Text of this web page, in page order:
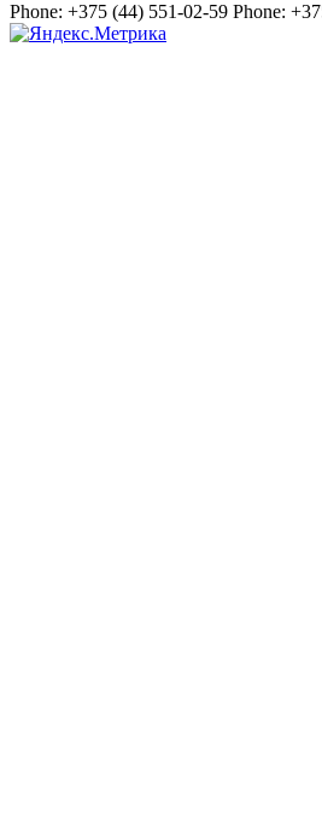
Phone: +375 (44) 551-02-59 Phone: